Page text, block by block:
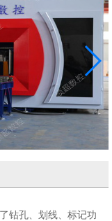
钻孔、划线、标记功